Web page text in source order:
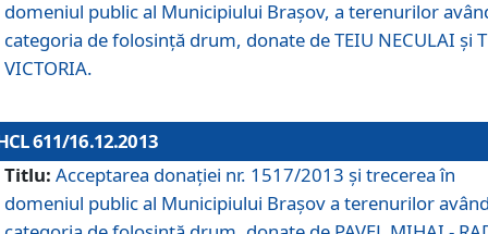
domeniul public al Municipiului Braşov, a terenurilor
categoria de folosinţă drum, donate de TEIU NECULAI şi
VICTORIA.
611/16.12.2013
Titlu: Acceptarea donaţiei nr. 1517/2013 şi trecerea în
domeniul public al Municipiului Braşov a terenurilor